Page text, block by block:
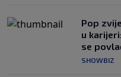
Pop
u
se
SHOWBIZ